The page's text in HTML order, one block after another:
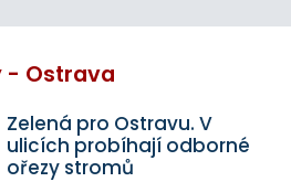
- Ostrava
Zelená pro Ostravu. V
ulicích probíhají odborné
ořezy stromů